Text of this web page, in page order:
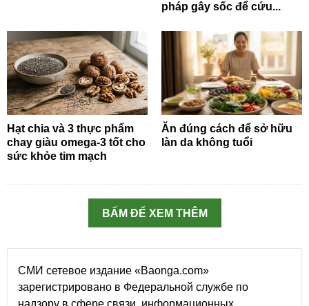
pháp gây sốc để cứu...
Hạt chia và 3 thực phẩm
chay giàu omega-3 tốt cho
sức khỏe tim mạch
Ăn đúng cách để sở hữu
làn da không tuổi
BẤM ĐỂ XEM THÊM
СМИ сетевое издание «Baonga.com»
зарегистрировано в Федеральной службе по